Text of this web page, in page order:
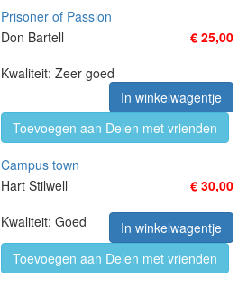
Prisoner of Passion
Don Bartell
€ 25,00
Kwaliteit: Zeer goed
In winkelwagentje
Toevoegen aan Delen met vrienden
Campus town
Hart Stilwell
€ 30,00
Kwaliteit: Goed
In winkelwagentje
Toevoegen aan Delen met vrienden